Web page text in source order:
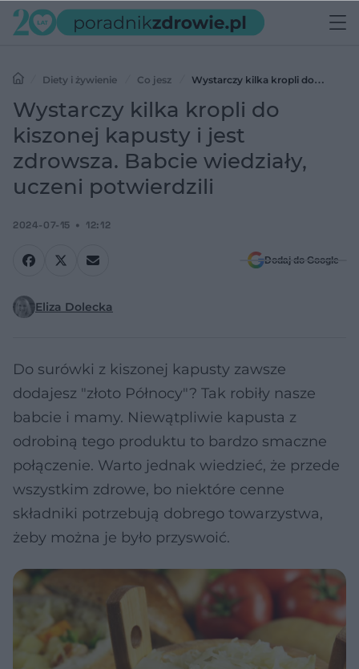
Diety i żywienie Co jesz
Wystarczy kilka kropli do
kiszonej kapusty i jest zdrowsza. Babcie wiedziały, uczeni potwierdzili
Wystarczy kilka kropli do
kiszonej kapusty i jest
zdrowsza. Babcie wiedziały,
uczeni potwierdzili
2024-07-15 12:12
Dodaj do Google
Eliza Dolecka
Do surówki z kiszonej kapusty zawsze
dodajesz "złoto Północy"? Tak robiły nasze
babcie i mamy. Niewątpliwie kapusta z
odrobiną tego produktu to bardzo smaczne
połączenie. Warto jednak wiedzieć, że przede
wszystkim zdrowe, bo niektóre cenne
składniki potrzebują dobrego towarzystwa,
żeby można je było przyswoić.